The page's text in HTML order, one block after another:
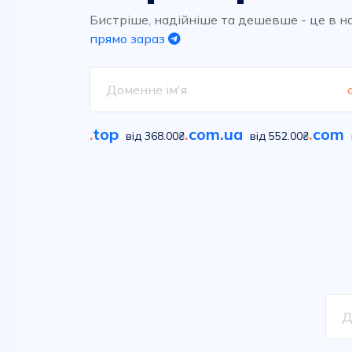
Бистріше, надійніше та дешевше - це в
прямо зараз
.top від 368.00₴.com.ua від 552.00₴.com
Обирайте вільні імена у
сотнях класичних та новітніх
домених зон